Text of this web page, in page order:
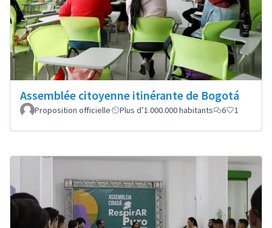
Assemblée citoyenne itinérante de Bogotá
Proposition officielle Plus d’1.000.000 habitants 6 1